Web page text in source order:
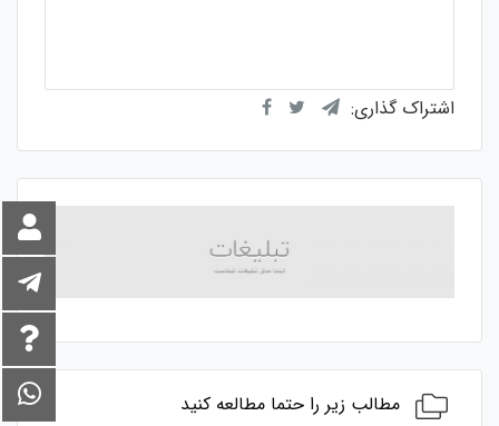
اشتراک گذاری:
مطالب زیر را حتما مطالعه کنید